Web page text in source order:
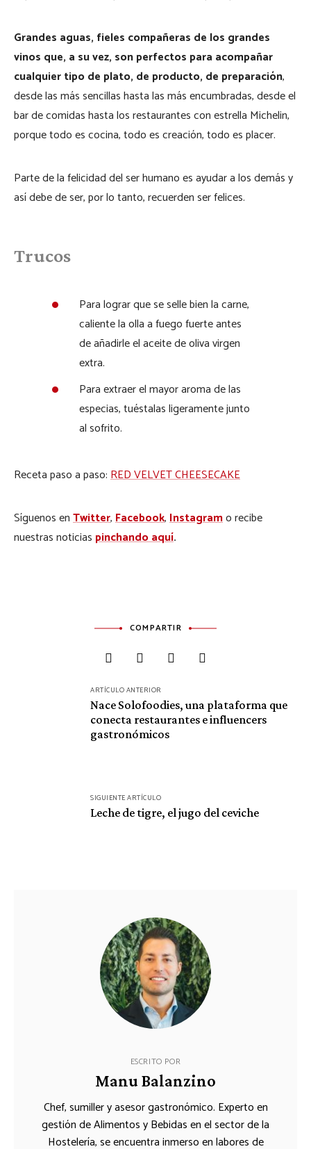
Grandes aguas, fieles compañeras de los grandes
vinos que, a su vez, son perfectos para acompañar
cualquier tipo de plato, de producto, de preparación,
desde las más sencillas hasta las más encumbradas, desde el
bar de comidas hasta los restaurantes con estrella Michelin,
porque todo es cocina, todo es creación, todo es placer.
Parte de la felicidad del ser humano es ayudar a los demás y
así debe de ser, por lo tanto, recuerden ser felices.
Trucos
Para lograr que se selle bien la carne,
caliente la olla a fuego fuerte antes
de añadirle el aceite de oliva virgen
extra.
Para extraer el mayor aroma de las
especias, tuéstalas ligeramente junto
al sofrito.
Receta paso a paso:RED VELVET CHEESECAKE
Síguenos enTwitter,Facebook,Instagramo recibe
nuestras noticias pinchando aquí.
COMPARTIR
NavegaciónARTÍCULO ANTERIOR
Nace Solofoodies, una plataforma que
conecta restaurantes e influencers
gastronómicos
SIGUIENTE ARTÍCULO
Leche de tigre, el jugo del ceviche
ESCRITO POR
Manu Balanzino
Chef, sumiller y asesor gastronómico. Experto en
gestión de Alimentos y Bebidas en el sector de la
Hostelería, se encuentra inmerso en labores de